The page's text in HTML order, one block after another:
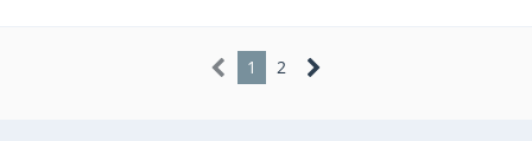
1 2